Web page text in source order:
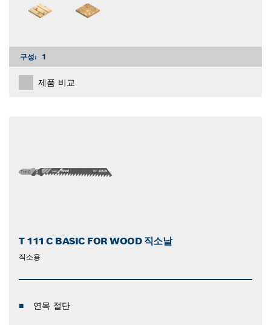
구성: 1
제품 비교
T 111 C BASIC FOR WOOD 직소날
직소용
연목 절단